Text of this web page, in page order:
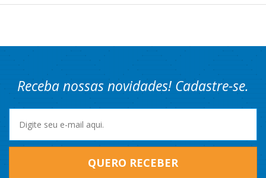
Receba nossas novidades! Cadastre-se.
QUERO RECEBER